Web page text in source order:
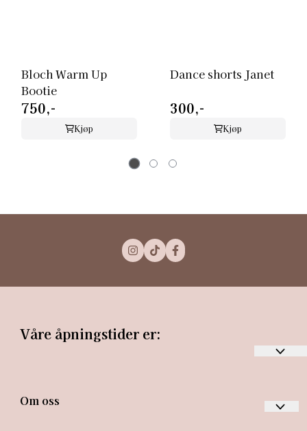
Bloch Warm Up
Bootie
750,-
Kjøp
Dance shorts Janet
300,-
Kjøp
Våre åpningstider er:
Fredag kl. 10 – 18
Om oss